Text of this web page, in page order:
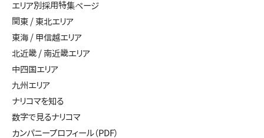
エリア別採用特集ページ
関東 / 東北エリア
東海 / 甲信越エリア
北近畿 / 南近畿エリア
中四国エリア
九州エリア
ナリコマを知る
数字で見るナリコマ
カンパニープロフィール（PDF）